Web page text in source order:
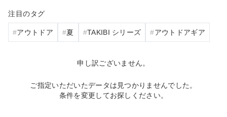
注目のタグ
アウトドア 夏 TAKIBI シリーズ アウトドアギア
申し訳ございません。
ご指定いただいたデータは見つかりませんでした。
条件を変更してお探しください。